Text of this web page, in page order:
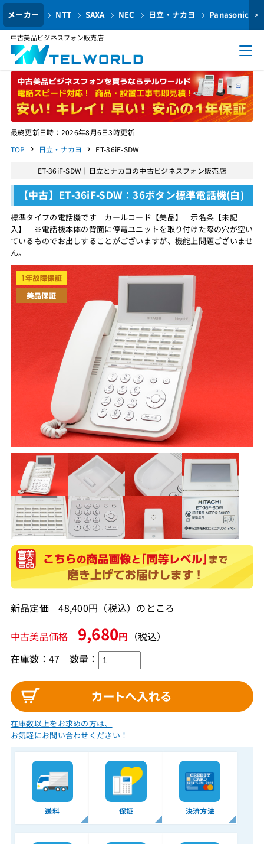
メーカー NTT SAXA NEC 日立・ナカヨ Panasonic >
中古美品ビジネスフォン販売店
最終更新日時：2026年8月6日3時更新
TOP
日立・ナカヨ ET-36iF-SDW
ET-36iF-SDW｜日立とナカヨの中古ビジネスフォン販売店
【中古】ET-36iF-SDW：36ボタン標準電話機(白)
標準タイプの電話機です カールコード【美品】 示名条【未記
入】 ※電話機本体の背面に停電ユニットを取り付けた際の穴が空い
ているものでお出しすることがございますが、機能上問題ございませ
ん。
新品定価 48,400円（税込）のところ
中古美品価格 9,680円 （税込）
在庫数：47 数量：
在庫数以上をお求めの方は、
お気軽にお問い合わせください！
送料 保証 決済方法